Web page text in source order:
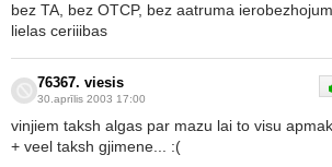
bez TA, bez OTCP, bez aatruma
lielas ceriiibas
76367. viesis
30.aprīlis 2003 17:00
vinjiem taksh algas par mazu lai to visu
+ veel taksh gjimene... :(